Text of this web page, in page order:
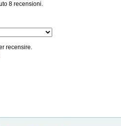
8 recensioni.
recensire.